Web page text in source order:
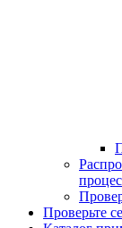
Проверьте